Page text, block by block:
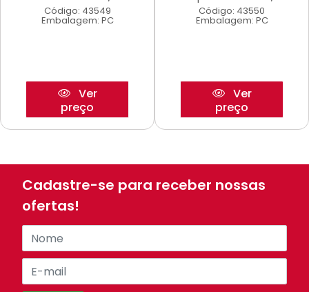
Código: 43549
Embalagem: PC
Ver
preço
Código: 43550
Embalagem: PC
Ver
preço
Cadastre-se para receber nossas
ofertas!